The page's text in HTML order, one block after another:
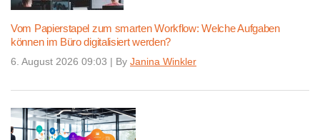
Vom Papierstapel zum smarten Workflow: Welche Aufgaben
können im Büro digitalisiert werden?
6. August 2026 09:03 | By Janina Winkler